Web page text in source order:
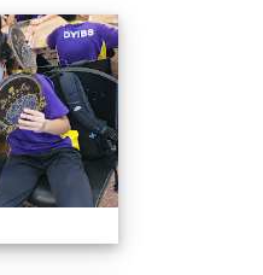
教學 114學年四年